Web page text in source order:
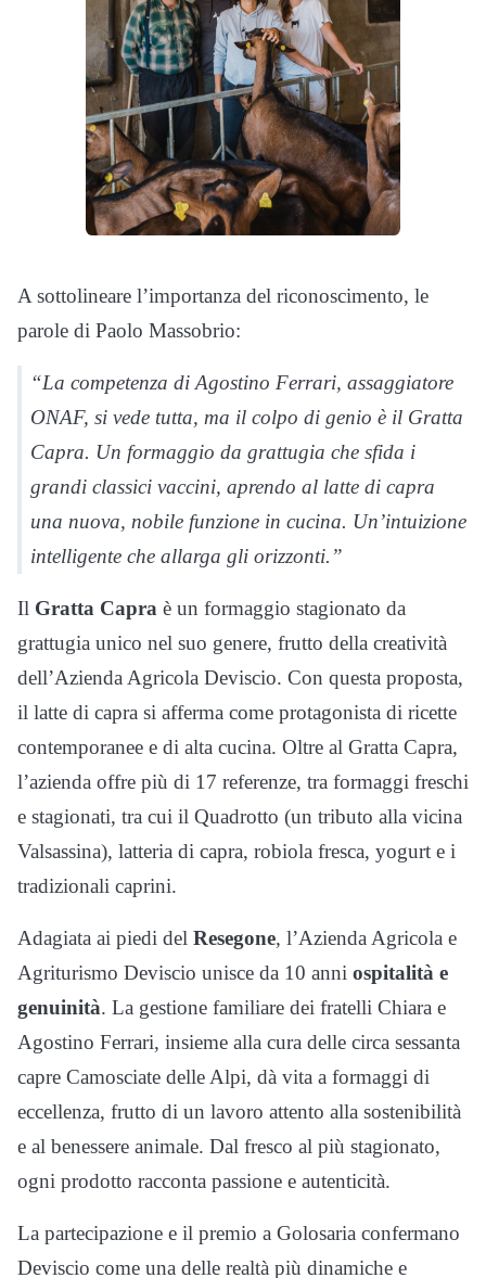
A sottolineare l’importanza del riconoscimento, le
parole di Paolo Massobrio:
“La competenza di Agostino Ferrari, assaggiatore
ONAF, si vede tutta, ma il colpo di genio è il Gratta
Capra. Un formaggio da grattugia che sfida i
grandi classici vaccini, aprendo al latte di capra
una nuova, nobile funzione in cucina. Un’intuizione
intelligente che allarga gli orizzonti.”
Il Gratta Capra è un formaggio stagionato da
grattugia unico nel suo genere, frutto della creatività
dell’Azienda Agricola Deviscio. Con questa proposta,
il latte di capra si afferma come protagonista di ricette
contemporanee e di alta cucina. Oltre al Gratta Capra,
l’azienda offre più di 17 referenze, tra formaggi freschi
e stagionati, tra cui il Quadrotto (un tributo alla vicina
Valsassina), latteria di capra, robiola fresca, yogurt e i
tradizionali caprini.
Adagiata ai piedi del Resegone, l’Azienda Agricola e
Agriturismo Deviscio unisce da 10 anni ospitalità e
genuinità. La gestione familiare dei fratelli Chiara e
Agostino Ferrari, insieme alla cura delle circa sessanta
capre Camosciate delle Alpi, dà vita a formaggi di
eccellenza, frutto di un lavoro attento alla sostenibilità
e al benessere animale. Dal fresco al più stagionato,
ogni prodotto racconta passione e autenticità.
La partecipazione e il premio a Golosaria confermano
Deviscio come una delle realtà più dinamiche e